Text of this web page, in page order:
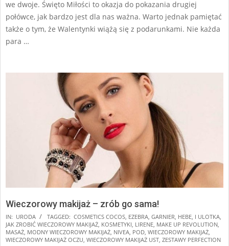
we dwoje. Święto Miłości to okazja do pokazania drugiej
połówce, jak bardzo jest dla nas ważna. Warto jednak pamiętać
także o tym, że Walentynki wiążą się z podarunkami. Nie każda
para …
Wieczorowy makijaż – zrób go sama!
2024-
11-
17
IN: URODA TAGGED: COSMETICS COCOS EZEBRA GARNIER HEBE I ULOTKA
JAK ZROBIĆ WIECZOROWY MAKIJAŻ KOSMETYKI LIRENE MAKE UP REVOLUTION
MASAŻ MODNY WIECZOROWY MAKIJAŻ NIVEA POD WIECZOROWY MAKIJAŻ
WIECZOROWY MAKIJAŻ OCZU WIECZOROWY MAKIJAŻ UST ZESTAWY PERFECTION